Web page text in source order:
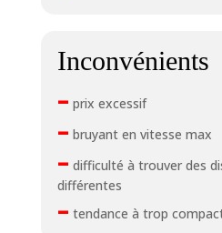
Inconvénients
– prix excessif
– bruyant en vitesse max
– difficulté à trouver des
différentes
– tendance à trop